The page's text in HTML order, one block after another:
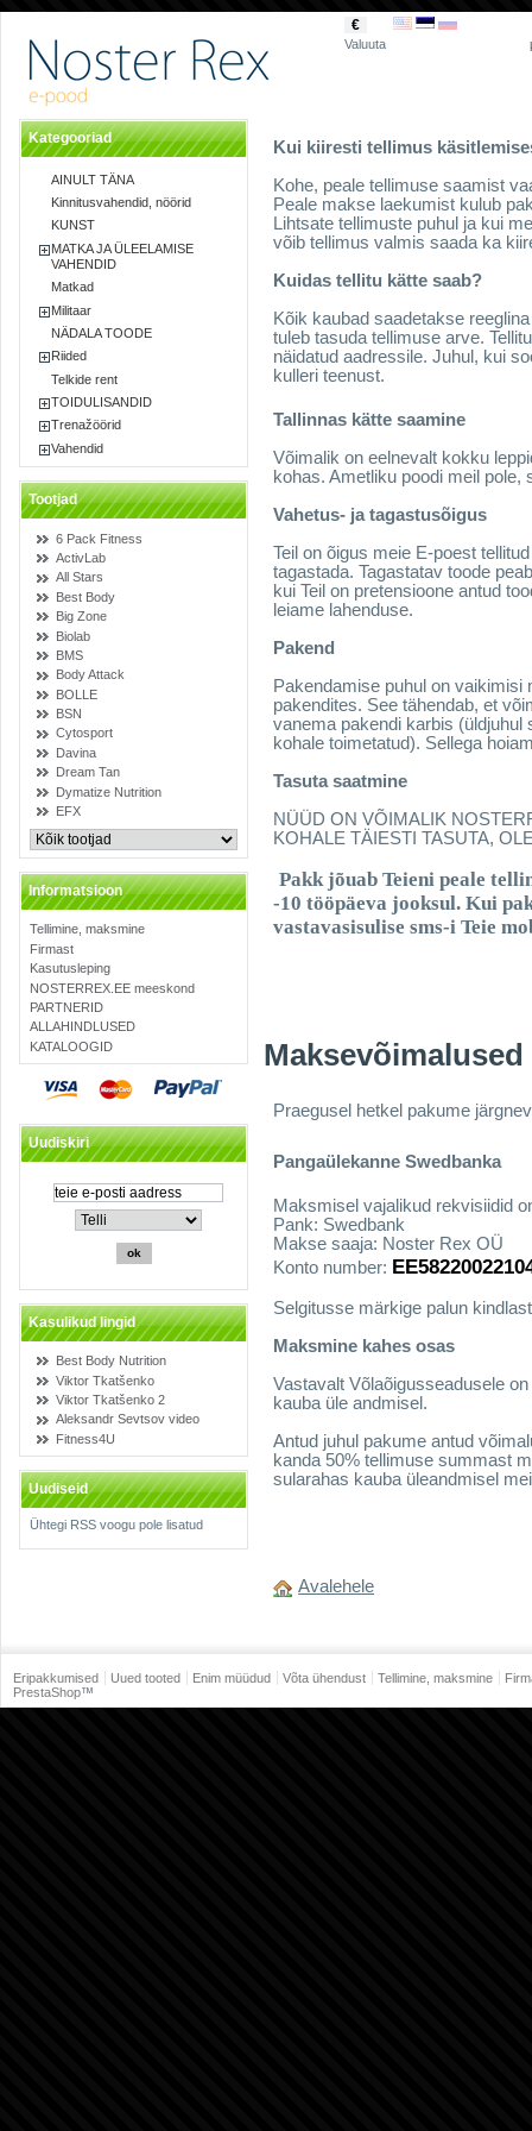
€
Valuuta
Kategooriad
AINULT TÄNA
Kinnitusvahendid, nöörid
KUNST
MATKA JA ÜLEELAMISE
VAHENDID
Matkad
Militaar
NÄDALA TOODE
Riided
Telkide rent
TOIDULISANDID
Trenažöörid
Vahendid
Tootjad
6 Pack Fitness
ActivLab
All Stars
Best Body
Big Zone
Biolab
BMS
Body Attack
BOLLE
BSN
Cytosport
Davina
Dream Tan
Dymatize Nutrition
EFX
Informatsioon
Tellimine, maksmine
Firmast
Kasutusleping
NOSTERREX.EE meeskond
PARTNERID
ALLAHINDLUSED
KATALOOGID
Uudiskiri
Kasulikud lingid
Best Body Nutrition
Viktor Tkatšenko
Viktor Tkatšenko 2
Aleksandr Sevtsov video
Fitness4U
Uudiseid
Ühtegi RSS voogu pole lisatud
Kui kiiresti tellimus
Kohe, peale tellimuse saamist
Peale makse laekumist kulub
Lihtsate tellimuste puhul ja kui
võib tellimus valmis saada ka
Kuidas tellitu kätte saab?
Kõik kaubad saadetakse
tuleb tasuda tellimuse arve.
näidatud aadressile. Juhul, kui
kulleri teenust.
Tallinnas kätte saamine
Võimalik on eelnevalt kokku
kohas. Ametliku poodi meil
Vahetus- ja tagastusõigus
Teil on õigus meie E-poest
tagastada. Tagastatav toode
kui Teil on pretensioone antud
leiame lahenduse.
Pakend
Pakendamise puhul on vaikimisi
pakendites. See tähendab, et
vanema pakendi karbis (üldjuhul
kohale toimetatud). Sellega
Tasuta saatmine
NÜÜD ON VÕIMALIK
KOHALE TÄIESTI TASUTA,
Pakk jõuab Teieni peale
-10 tööpäeva jooksul. Kui
vastavasisulise sms-i Teie
Maksevõimalused
Praegusel hetkel pakume
Pangaülekanne Swedbanka
Maksmisel vajalikud rekvisiidid
Pank: Swedbank
Makse saaja: Noster Rex OÜ
Konto number:
Selgitusse märkige palun
Maksmine kahes osas
Vastavalt Võlaõigusseadusele
kauba üle andmisel.
Antud juhul pakume antud
kanda 50% tellimuse summast
sularahas kauba üleandmisel
Avalehele
Eripakkumised Uued tooted Enim müüdud Võta ühendust Tellimine, maksmine
PrestaShop™